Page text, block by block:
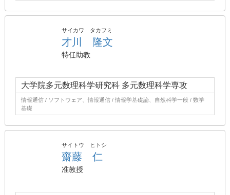
サイカワ タカフミ
才川 隆文
特任助教
大学院多元数理科学研究科 多元数理科学専攻
情報通信 / ソフトウェア、情報通信 / 情報学基礎論、自然科学一般 / 数学
基礎
サイトウ ヒトシ
齋藤 仁
准教授